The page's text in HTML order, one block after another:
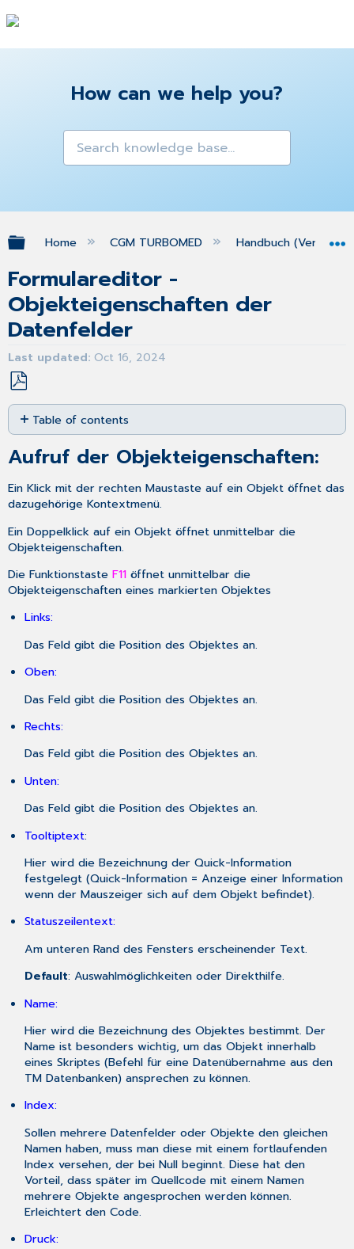
How can we help you?
Expand/collapse global hierarchy
Home CGM TURBOMED Handbuch (Version
Formulareditor -
Objekteigenschaften der
Datenfelder
Last updated Oct 16, 2024
Save
as
PDF
Table of contents
der
Objekteigenschaften:
Aufruf der Objekteigenschaften:
Ein Klick mit derrechten Maustaste auf ein Objekt öffnet das
dazugehörige Kontextmenü.
Ein Doppelklick auf ein Objekt öffnet unmittelbar die
Objekteigenschaften.
Die FunktionstasteF11 öffnet unmittelbar die
Objekteigenschaften eines markierten Objektes
Links:
Das Feld gibt die Position des Objektes an.
Oben:
Das Feld gibt die Position des Objektes an.
Rechts:
Das Feld gibt die Position des Objektes an.
Unten:
Das Feld gibt die Position des Objektes an.
Tooltiptext:
Hier wird die Bezeichnung der Quick-Information
festgelegt (Quick-Information = Anzeige einer Information
wenn der Mauszeiger sich auf dem Objekt befindet).
Statuszeilentext:
Am unteren Rand des Fensters erscheinender Text.
Default: Auswahlmöglichkeiten oder Direkthilfe.
Name:
Hier wird die Bezeichnung des Objektes bestimmt. Der
Name ist besonders wichtig, um das Objekt innerhalb
eines Skriptes (Befehl für eine Datenübernahme aus den
TM Datenbanken) ansprechen zu können.
Index:
Sollen mehrere Datenfelder oder Objekte den gleichen
Namen haben, muss man diese mit einem fortlaufenden
Index versehen, der bei Null beginnt. Diese hat den
Vorteil, dass später im Quellcode mit einem Namen
mehrere Objekte angesprochen werden können.
Erleichtert den Code.
Druck: